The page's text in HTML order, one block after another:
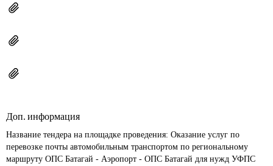
Доп. информация
Название тендера на площадке проведения: Оказание услуг по
перевозке почты автомобильным транспортом по региональному
маршруту ОПС Батагай - Аэропорт - ОПС Батагай для нужд УФПС